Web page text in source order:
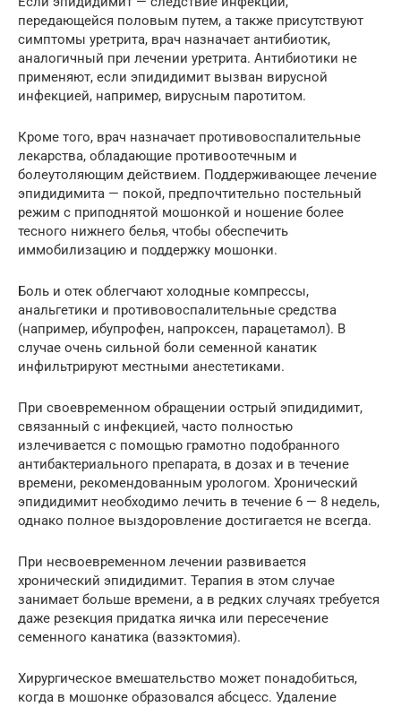
передающейся половым путем, а также присутствуют
симптомы уретрита, врач назначает антибиотик,
аналогичный при лечении уретрита. Антибиотики не
применяют, если эпидидимит вызван вирусной
инфекцией, например, вирусным паротитом.
Кроме того, врач назначает противовоспалительные
лекарства, обладающие противоотечным и
болеутоляющим действием. Поддерживающее лечение
эпидидимита — покой, предпочтительно постельный
режим с приподнятой мошонкой и ношение более
тесного нижнего белья, чтобы обеспечить
иммобилизацию и поддержку мошонки.
Боль и отек облегчают холодные компрессы,
анальгетики и противовоспалительные средства
(например, ибупрофен, напроксен, парацетамол). В
случае очень сильной боли семенной канатик
инфильтрируют местными анестетиками.
При своевременном обращении острый эпидидимит,
связанный с инфекцией, часто полностью
излечивается с помощью грамотно подобранного
антибактериального препарата, в дозах и в течение
времени, рекомендованным урологом. Хронический
эпидидимит необходимо лечить в течение 6 — 8 недель,
однако полное выздоровление достигается не всегда.
При несвоевременном лечении развивается
хронический эпидидимит. Терапия в этом случае
занимает больше времени, а в редких случаях требуется
даже резекция придатка яичка или пересечение
семенного канатика (вазэктомия).
Хирургическое вмешательство может понадобиться,
когда в мошонке образовался абсцесс. Удаление